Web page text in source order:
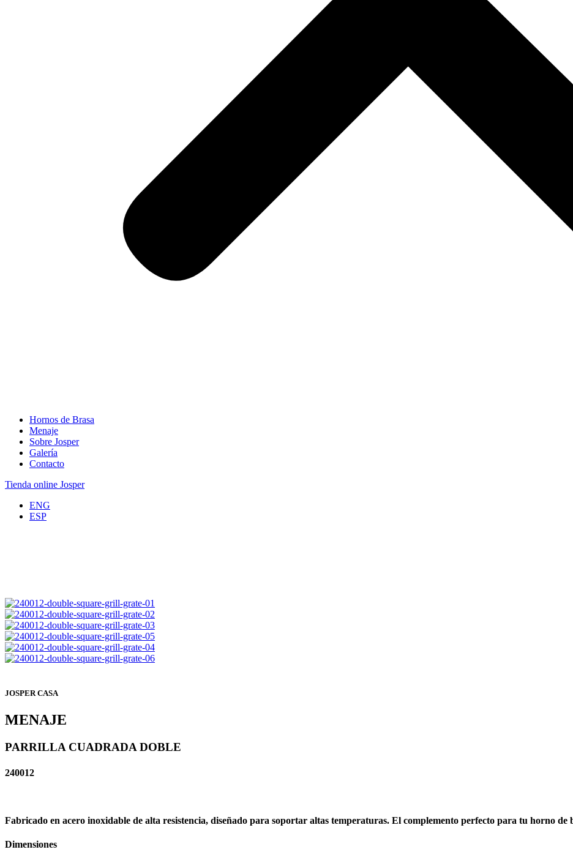
Hornos de Brasa
Menaje
Sobre Josper
Galería
Contacto
Tienda online Josper
ENG
ESP
JOSPER CASA
MENAJE
PARRILLA CUADRADA DOBLE
240012
Fabricado en acero inoxidable de alta resistencia, diseñado para soportar altas temperaturas. El complemento perfecto para tu horno
Dimensiones